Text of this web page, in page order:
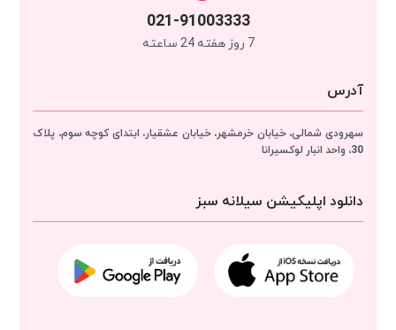
021-91003333
7 روز هفته 24 ساعته
آدرس
سهرودی شمالی، خیابان خرمشهر، خیابان عشقیار، ابتدای کوچه سوم، پلاک
30، واحد انبار
لوکسیرانا
دانلود اپلیکیشن سیلانه سبز